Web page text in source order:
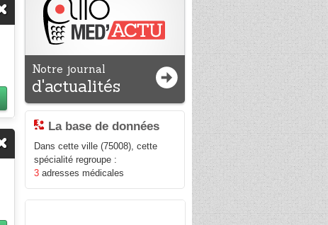
Notre journal
d'actualités
La base de données
Dans cette ville (75008), cette
spécialité regroupe :
3 adresses médicales